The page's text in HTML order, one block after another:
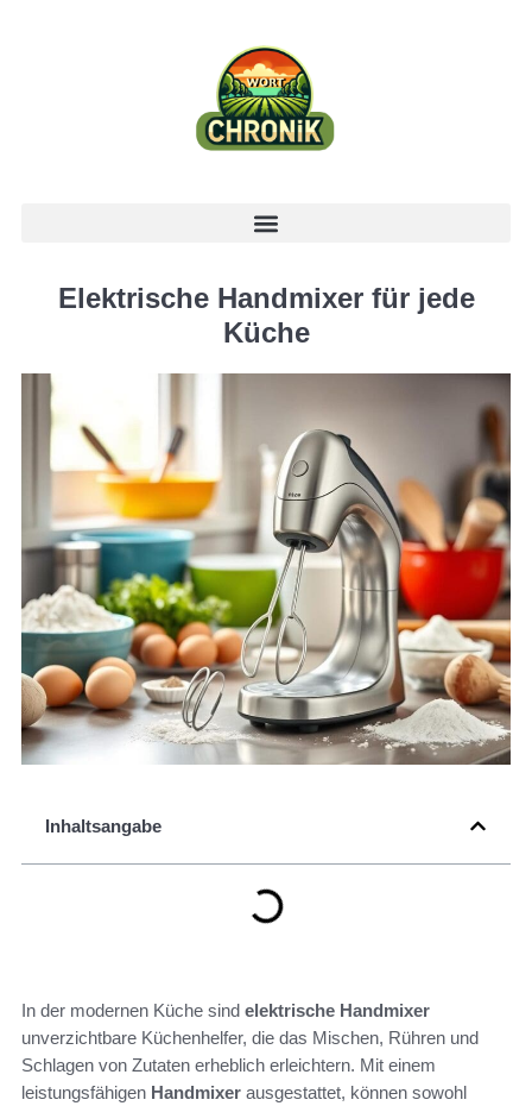
Elektrische Handmixer für jede
Küche
Inhaltsangabe
In der modernen Küche sind elektrische Handmixer
unverzichtbare Küchenhelfer, die das Mischen, Rühren und
Schlagen von Zutaten erheblich erleichtern. Mit einem
leistungsfähigen Handmixer ausgestattet, können sowohl